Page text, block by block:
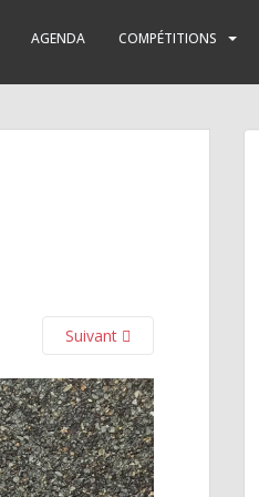
AGENDA COMPÉTITIONS
Suivant